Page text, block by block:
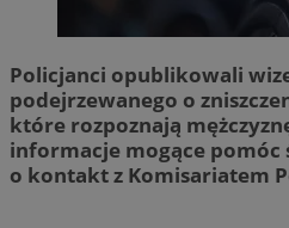
Policjanci opublikowali
podejrzewanego o
które rozpoznają
informacje mogące pomóc
o kontakt z Komisariatem